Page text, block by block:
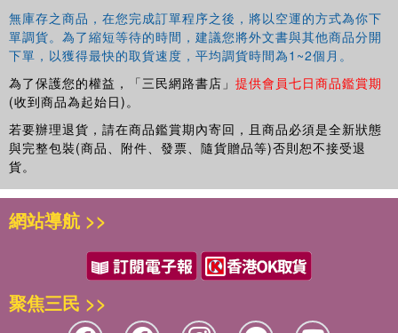
無庫存之商品，在您完成訂單程序之後，將以空運的方式為你下
單調貨。為了縮短等待的時間，建議您將外文書與其他商品分開
下單，以獲得最快的取貨速度，平均調貨時間為1~2個月。
為了保護您的權益，「三民網路書店」 提供會員七日商品鑑賞期
(收到商品為起始日)。
若要辦理退貨，請在商品鑑賞期內寄回，且商品必須是全新狀態
與完整包裝(商品、附件、發票、隨貨贈品等)否則恕不接受退
貨。
網站導航 >>
聚焦三民 >>